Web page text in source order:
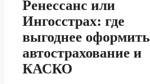
Ренессанс или
Ингосстрах: где
выгоднее оформить
автострахование и
КАСКО